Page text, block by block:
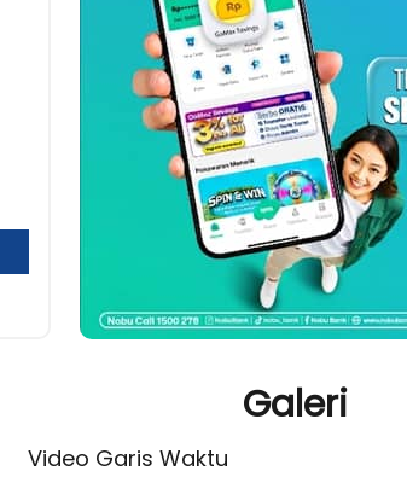
Galeri
Video Garis Waktu